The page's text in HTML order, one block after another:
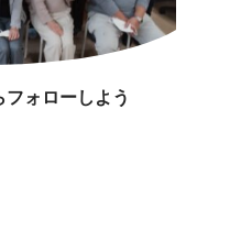
ォローしよう